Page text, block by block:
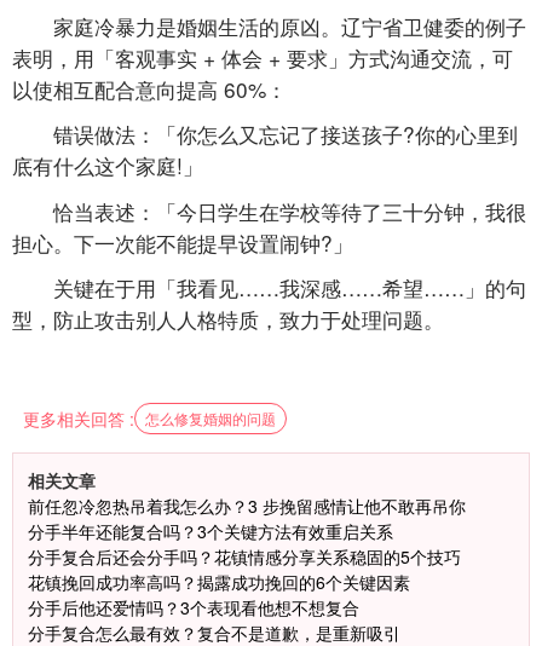
家庭冷暴力是婚姻生活的原凶。辽宁省卫健委的例子
表明，用「客观事实 + 体会 + 要求」方式沟通交流，可
以使相互配合意向提高 60%：
错误做法：「你怎么又忘记了接送孩子?你的心里到
底有什么这个家庭!」
恰当表述：「今日学生在学校等待了三十分钟，我很
担心。下一次能不能提早设置闹钟?」
关键在于用「我看见……我深感……希望……」的句
型，防止攻击别人人格特质，致力于处理问题。
更多相关回答 : 怎么修复婚姻的问题
相关文章
前任忽冷忽热吊着我怎么办？3 步挽留感情让他不敢再吊你
分手半年还能复合吗？3个关键方法有效重启关系
分手复合后还会分手吗？花镇情感分享关系稳固的5个技巧
花镇挽回成功率高吗？揭露成功挽回的6个关键因素
分手后他还爱情吗？3个表现看他想不想复合
分手复合怎么最有效？复合不是道歉，是重新吸引